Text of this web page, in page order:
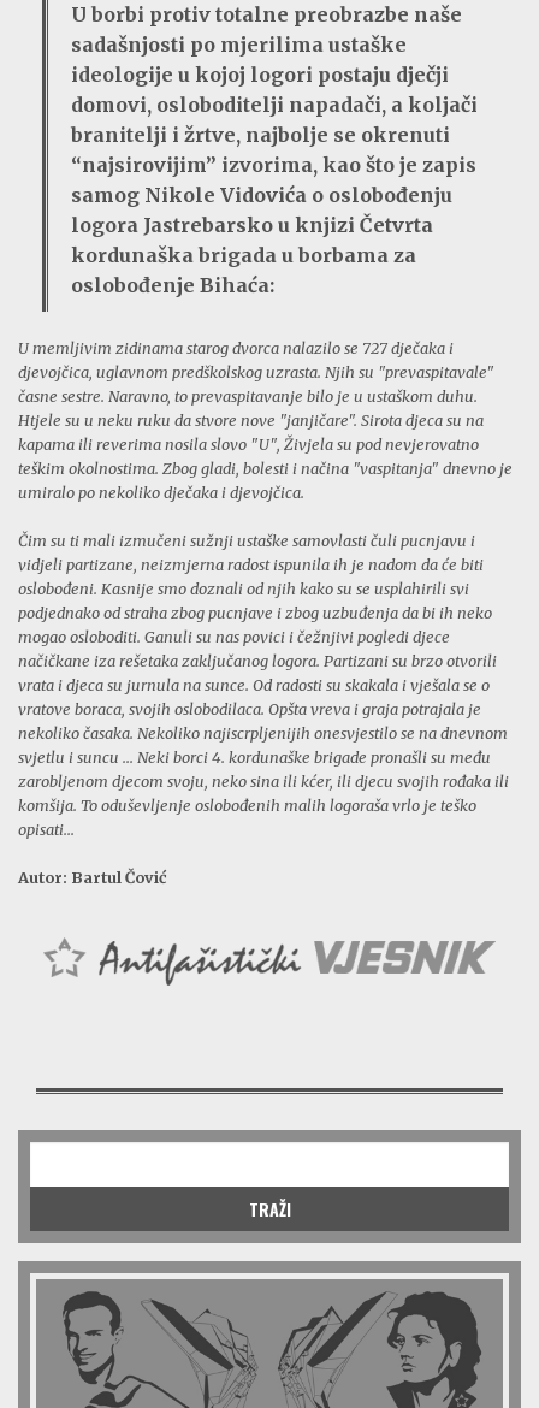
U borbi protiv totalne preobrazbe naše
sadašnjosti po mjerilima ustaške
ideologije u kojoj logori postaju dječji
domovi, osloboditelji napadači, a koljači
branitelji i žrtve, najbolje se okrenuti
“najsirovijim” izvorima, kao što je zapis
samog Nikole Vidovića o oslobođenju
logora Jastrebarsko u knjizi Četvrta
kordunaška brigada u borbama za
oslobođenje Bihaća:
U memljivim zidinama starog dvorca nalazilo se 727 dječaka i
djevojčica, uglavnom predškolskog uzrasta. Njih su "prevaspitavale"
časne sestre. Naravno, to prevaspitavanje bilo je u ustaškom duhu.
Htjele su u neku ruku da stvore nove "janjičare". Sirota djeca su na
kapama ili reverima nosila slovo "U", Živjela su pod nevjerovatno
teškim okolnostima. Zbog gladi, bolesti i načina "vaspitanja" dnevno je
umiralo po nekoliko dječaka i djevojčica.
Čim su ti mali izmučeni sužnji ustaške samovlasti čuli pucnjavu i
vidjeli partizane, neizmjerna radost ispunila ih je nadom da će biti
oslobođeni. Kasnije smo doznali od njih kako su se usplahirili svi
podjednako od straha zbog pucnjave i zbog uzbuđenja da bi ih neko
mogao osloboditi. Ganuli su nas povici i čežnjivi pogledi djece
načičkane iza rešetaka zaključanog logora. Partizani su brzo otvorili
vrata i djeca su jurnula na sunce. Od radosti su skakala i vješala se o
vratove boraca, svojih oslobodilaca. Opšta vreva i graja potrajala je
nekoliko časaka. Nekoliko najiscrpljenijih onesvjestilo se na dnevnom
svjetlu i suncu ... Neki borci 4. kordunaške brigade pronašli su među
zarobljenom djecom svoju, neko sina ili kćer, ili djecu svojih rođaka ili
komšija. To oduševljenje oslobođenih malih logoraša vrlo je teško
opisati...
Autor: Bartul Čović